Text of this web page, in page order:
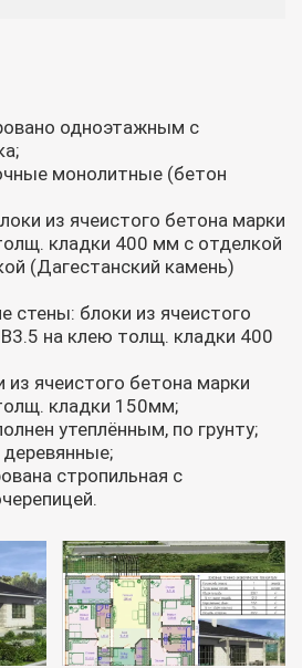
одноэтажным с
монолитные (бетон
из ячеистого бетона марки
кладки 400 мм с отделкой
(Дагестанский камень)
стены: блоки из ячеистого
на клею толщ. кладки 400
из ячеистого бетона марки
кладки 150мм;
утеплённым, по грунту;
стропильная с